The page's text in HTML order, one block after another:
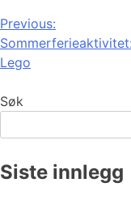
Previous:
Lego
Søk
Siste innlegg